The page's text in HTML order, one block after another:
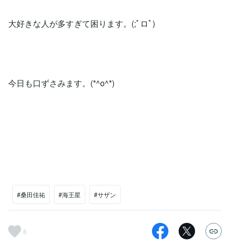
大好きな人が多すぎて困ります。(;ﾟロﾟ)
今日も口ずさみます。(*^o^*)
#桑田佳祐 #海王星 #サザン
8